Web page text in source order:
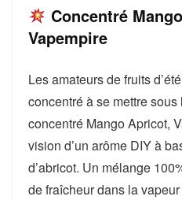
Concentré
Vapempire
Les amateurs de fruits
concentré à se mettre
concentré Mango Apricot,
vision d’un arôme DIY à
d’abricot. Un mélange
de fraîcheur dans la